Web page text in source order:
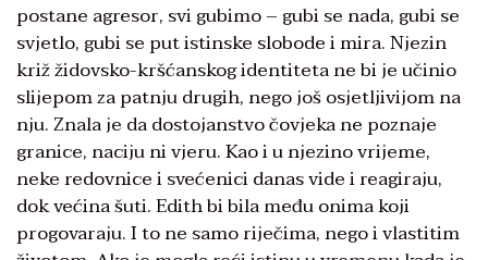
postane agresor, svi gubimo – gubi se nada, gubi se
svjetlo, gubi se put istinske slobode i mira. Njezin
križ židovsko-kršćanskog identiteta ne bi je učinio
slijepom za patnju drugih, nego još osjetljivijom na
nju. Znala je da dostojanstvo čovjeka ne poznaje
granice, naciju ni vjeru. Kao i u njezino vrijeme,
neke redovnice i svećenici danas vide i reagiraju,
dok većina šuti. Edith bi bila među onima koji
progovaraju. I to ne samo riječima, nego i vlastitim